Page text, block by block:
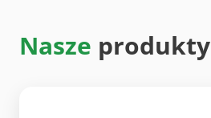
Nasze produkty